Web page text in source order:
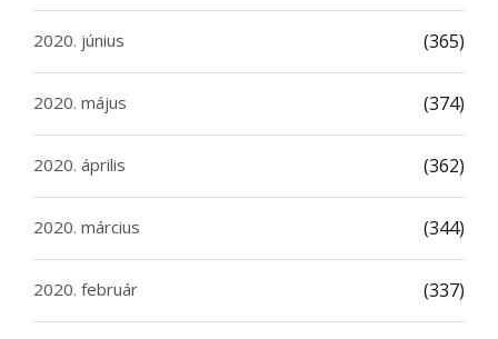
2020. június (365)
2020. május (374)
2020. április (362)
2020. március (344)
2020. február (337)